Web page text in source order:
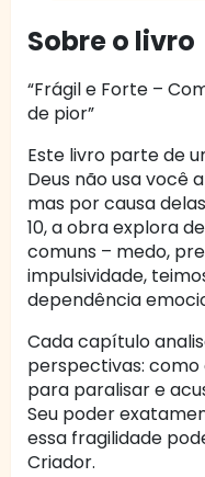
Sobre o livro
“Frágil e Forte –
de pior”
Este livro parte de
Deus não usa você
mas por causa
10, a obra explora
comuns – medo,
impulsividade,
dependência
Cada capítulo
perspectivas:
para paralisar e
Seu poder
essa fragilidade
Criador.